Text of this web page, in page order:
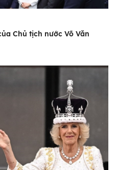
Chủ tịch nước Võ Văn